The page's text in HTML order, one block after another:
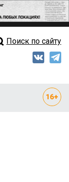
выпуск
Поиск по сайту